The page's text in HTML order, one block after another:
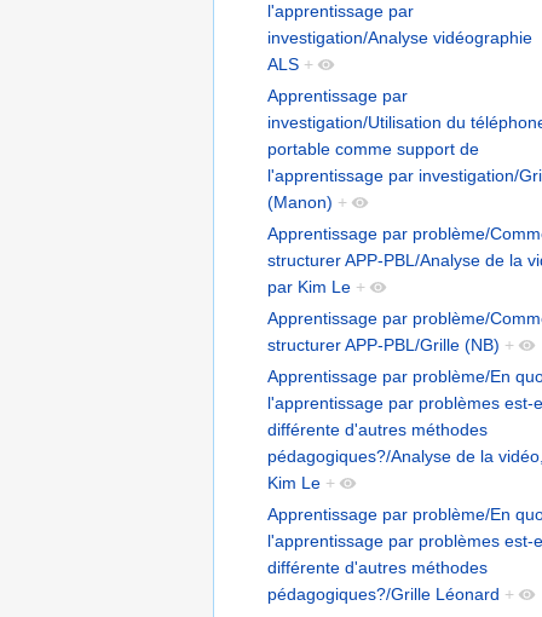
l'apprentissage par
investigation/Analyse vidéographie
ALS +
Apprentissage par
investigation/Utilisation du
portable comme support de
l'apprentissage par investigation/
(Manon) +
Apprentissage par problème/
structurer APP-PBL/Analyse de la
par Kim Le +
Apprentissage par problème/
structurer APP-PBL/Grille (NB) +
Apprentissage par problème/En
l'apprentissage par problèmes est-
différente d'autres méthodes
pédagogiques?/Analyse de la
Kim Le +
Apprentissage par problème/En
l'apprentissage par problèmes est-
différente d'autres méthodes
pédagogiques?/Grille Léonard +